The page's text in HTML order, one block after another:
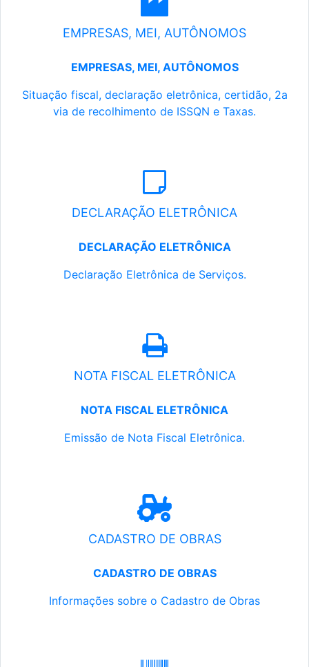
EMPRESAS, MEI, AUTÔNOMOS
EMPRESAS, MEI, AUTÔNOMOS
Situação fiscal, declaração eletrônica, certidão, 2a
via de recolhimento de ISSQN e Taxas.
DECLARAÇÃO ELETRÔNICA
DECLARAÇÃO ELETRÔNICA
Declaração Eletrônica de Serviços.
NOTA FISCAL ELETRÔNICA
NOTA FISCAL ELETRÔNICA
Emissão de Nota Fiscal Eletrônica.
CADASTRO DE OBRAS
CADASTRO DE OBRAS
Informações sobre o Cadastro de Obras